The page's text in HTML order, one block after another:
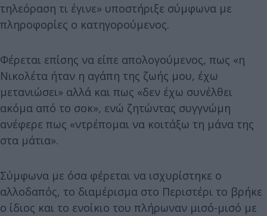
τηλεόραση τι έγινε» υποστήριξε σύμφωνα με
πληροφορίες ο κατηγορούμενος.
Φέρεται επίσης να είπε απολογούμενος, πως «η
Νικολέτα ήταν η αγάπη της ζωής μου, έχω
μετανιώσει» αλλά και πως «δεν έχω συνέλθει
ακόμα από το σοκ», ενώ ζητώντας συγγνώμη
ανέφερε πως «ντρέπομαι να κοιτάξω τη μάνα της
στα μάτια».
Σύμφωνα με όσα φέρεται να ισχυρίστηκε ο
αλλοδαπός, το διαμέρισμα στο Περιστέρι το βρήκε
ο ίδιος και το ενοίκιο του πλήρωναν μισό-μισό με